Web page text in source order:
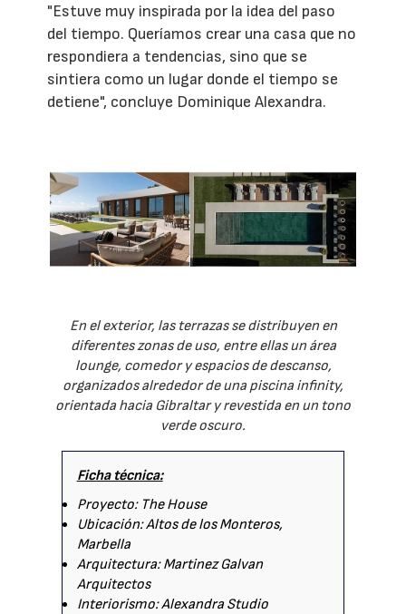
"Estuve muy inspirada por la idea del paso
del tiempo. Queríamos crear una casa que no
respondiera a tendencias, sino que se
sintiera como un lugar donde el tiempo se
detiene", concluye Dominique Alexandra.
En el exterior, las terrazas se distribuyen en
diferentes zonas de uso, entre ellas un área
lounge, comedor y espacios de descanso,
organizados alrededor de una piscina infinity,
orientada hacia Gibraltar y revestida en un tono
verde oscuro.
Ficha técnica:
Proyecto: The House
Ubicación: Altos de los Monteros,
Marbella
Arquitectura: Martinez Galvan
Arquitectos
Interiorismo: Alexandra Studio